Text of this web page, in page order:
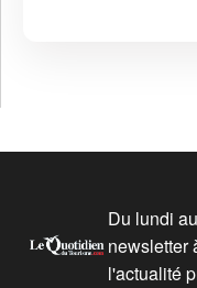
Du lundi
newsletter
l'actualité